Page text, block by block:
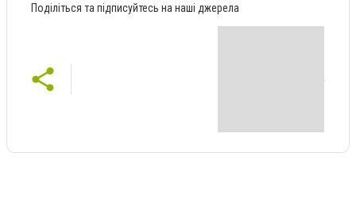
Поділіться та підписуйтесь на наші джерела